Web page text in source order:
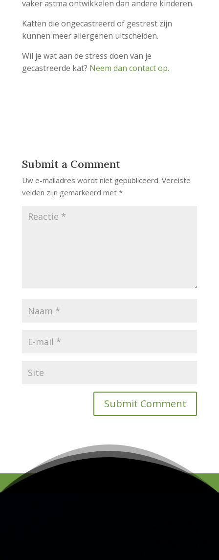
vaker astma ontwikkelen dan andere kinderen.
Katten die ongecastreerd of gestrest zijn
kunnen meer allergenen uitscheiden.
Wil je wat aan de stress doen van je
gecastreerde kat? Neem dan contact op.
Submit a Comment
Uw e-mailadres wordt niet gepubliceerd. Vereiste
velden zijn gemarkeerd met *